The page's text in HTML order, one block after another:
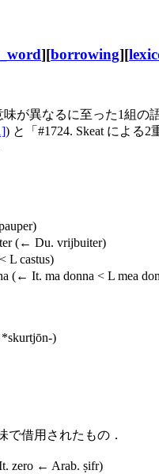
][borrowing][
が異なるに至った1組の
) と「#1724. Skeat による2
(← Du. vrijbuiter)
L castus)
(← It. ma donna < L mea
)
で借用されたもの．
zero ← Arab. ṣifr)